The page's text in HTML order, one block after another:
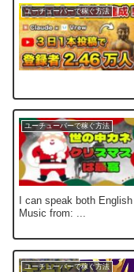
ユーチューバーで稼ぐ方法
ユーチューバーで稼ぐ方法
I can speak both
Music from: ...
ユーチューバーで稼ぐ方法